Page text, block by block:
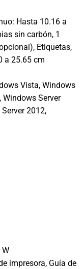
Hasta 10.16 a
sin carbón, 1
Etiquetas,
a 25.65 cm
Vista, Windows
Windows Server
2012,
W
impresora, Guía de